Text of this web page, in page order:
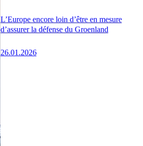
L’Europe encore loin d’être en mesure
d’assurer la défense du Groenland
26.01.2026